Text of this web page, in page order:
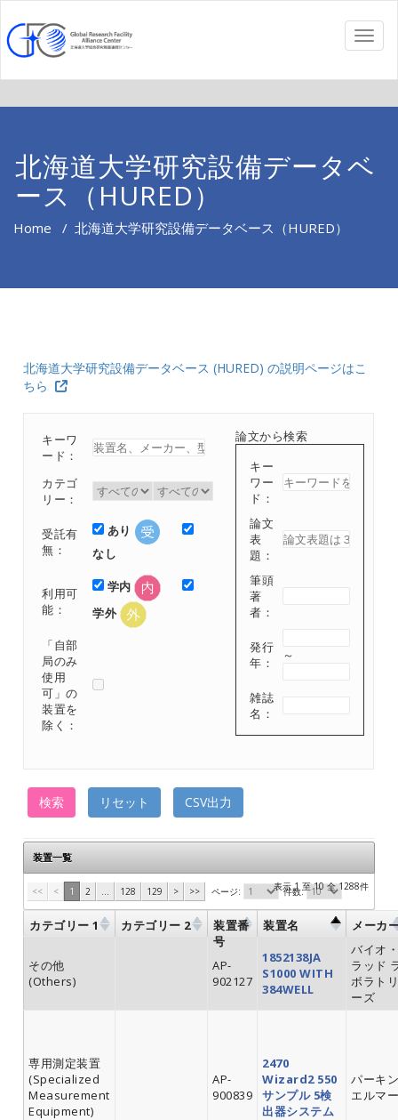
ナビ
北海道大学研究設備データベ
ース（HURED）
Home / 北海道大学研究設備データベース（HURED）
北海道大学研究設備データベース (HURED) の説明ページはこ
ちら
キーワ
ード：
カテゴ
リー：
受託有
無：
あり
なし
利用可
能：
学内
学外
「自部
局のみ
使用
可」の
装置を
除く：
論文から検索
キー
ワー
ド：
論文
表
題：
筆頭
著
者：
発行
年：
～
雑誌
名：
検索 リセット CSV出力
装置一覧
<< < 1 2 ... 128 129 > >> ページ: 件数:
表示 1 至 10 全 1288件
カテゴリー 1 カテゴリー 2
装置番
号
装置名 メーカ
その他
(Others)
AP-
902127
1852138JA
S1000 WITH
384WELL
バイオ
ラッド
ボラト
ーズ
専用測定装置
(Specialized
Measurement
Equipment)
AP-
900839
2470
Wizard2 550
サンプル 5検
出器システム
パーキ
エルマ